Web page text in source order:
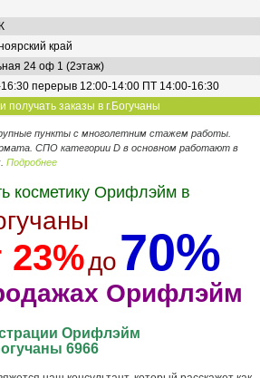
край
24 оф 1 (2этаж)
перерыв 12:00-14:00 ПТ 14:00-16:30
получать заказы в г.Богучаны
пункты с многолетним стажем работы.
СПО категории D в основном работают в
Подробнее
косметику Орифлэйм в
23%до70%
Орифлэйм
Орифлэйм
6966